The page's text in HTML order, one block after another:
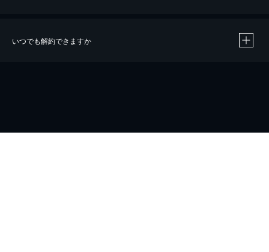
いつでも解約できますか